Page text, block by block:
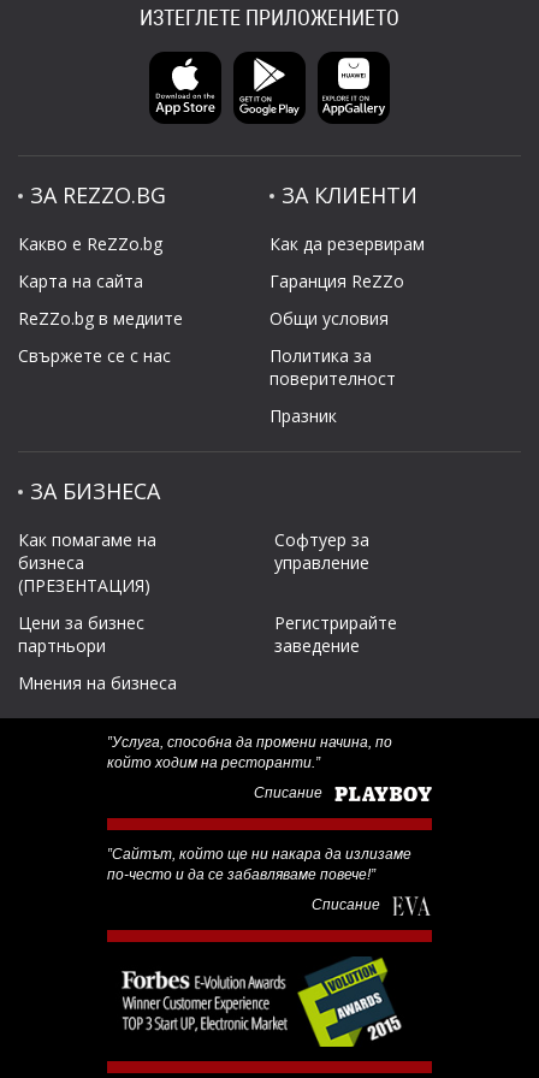
ИЗТЕГЛЕТЕ ПРИЛОЖЕНИЕТО
ЗА REZZO.BG
Какво е ReZZo.bg
Карта на сайта
ReZZo.bg в медиите
Свържете се с нас
ЗА КЛИЕНТИ
Как да резервирам
Гаранция ReZZo
Общи условия
Политикa за
поверителност
Празник
ЗА БИЗНЕСА
Как помагаме на
бизнеса
(ПРЕЗЕНТАЦИЯ)
Софтуер за
управление
Цени за бизнес
партньори
Регистрирайте
заведение
Мнения на бизнеса
‟Услуга, способна да промени начина, по
който ходим на ресторанти.”
Списание
‟Сайтът, който ще ни накара да излизаме
по-често и да се забавляваме повече!”
Списание